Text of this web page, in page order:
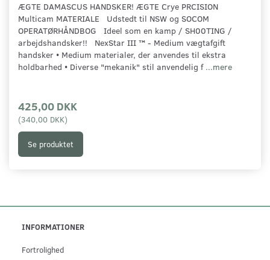
ÆGTE DAMASCUS HANDSKER! ÆGTE Crye PRCISION
Multicam MATERIALE Udstedt til NSW og SOCOM
OPERATØRHÅNDBOG Ideel som en kamp / SH00TING /
arbejdshandsker!! NexStar III ™ - Medium vægtafgift
handsker • Medium materialer, der anvendes til ekstra
holdbarhed • Diverse "mekanik" stil anvendelig f ...mere
425,00 DKK
(340,00 DKK)
Se produktet
INFORMATIONER
Fortrolighed